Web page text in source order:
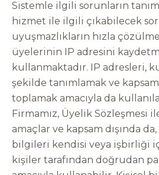
Sistemle ilgili sorunların
hizmet ile ilgili çıkabilecek
uyuşmazlıkların hızla
üyelerinin IP adresini
kullanmaktadır. IP adresleri,
şekilde tanımlamak ve
toplamak amacıyla da
Firmamız, Üyelik Sözleşmesi
amaçlar ve kapsam dışında
bilgileri kendisi veya işbirliği
kişiler tarafından doğrudan